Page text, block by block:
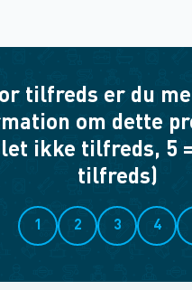
tilfreds er du
om dette
ikke tilfreds, 5
tilfreds)
1 2 3 4